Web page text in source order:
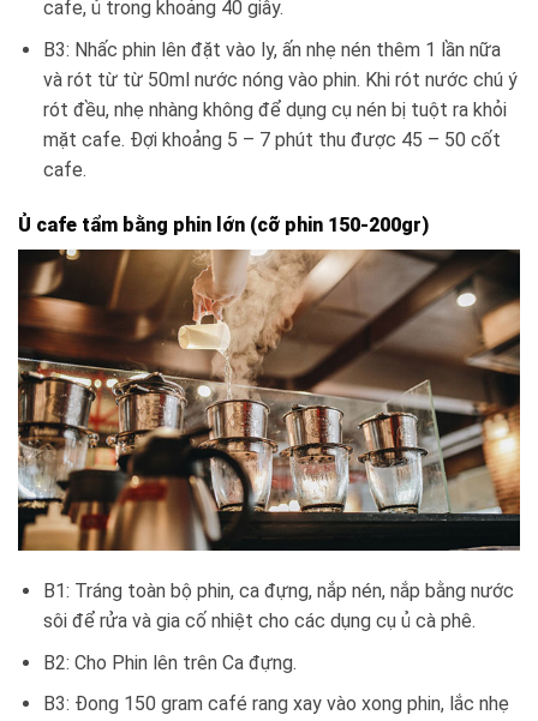
cafe, ủ trong khoảng 40 giây.
B3: Nhấc phin lên đặt vào ly, ấn nhẹ nén thêm 1 lần nữa
và rót từ từ 50ml nước nóng vào phin. Khi rót nước chú ý
rót đều, nhẹ nhàng không để dụng cụ nén bị tuột ra khỏi
mặt cafe. Đợi khoảng 5 – 7 phút thu được 45 – 50 cốt
cafe.
Ủ cafe tẩm bằng phin lớn (cỡ phin 150-200gr)
B1: Tráng toàn bộ phin, ca đựng, nắp nén, nắp bằng nước
sôi để rửa và gia cố nhiệt cho các dụng cụ ủ cà phê.
B2: Cho Phin lên trên Ca đựng.
B3: Đong 150 gram café rang xay vào xong phin, lắc nhẹ